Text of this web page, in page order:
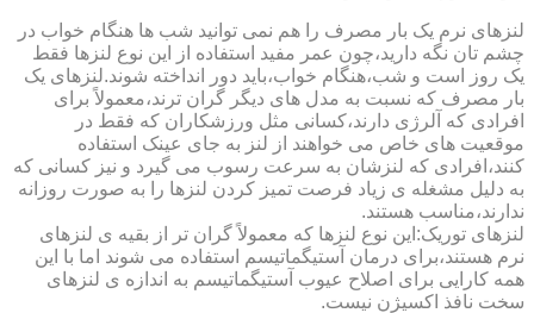
لنزهای نرم یک بار مصرف را هم نمی توانید شب ها هنگام خواب در
چشم تان نگه دارید،چون عمر مفید استفاده از این نوع لنزها فقط
یک روز است و شب،هنگام خواب،باید دور انداخته شوند.لنزهای یک
بار مصرف که نسبت به مدل های دیگر گران ترند،معمولاً برای
افرادی که آلرژی دارند،کسانی مثل ورزشکاران که فقط در
موقعیت های خاص می خواهند از لنز به جای عینک استفاده
کنند،افرادی که لنزشان به سرعت رسوب می گیرد و نیز کسانی که
به دلیل مشغله ی زیاد فرصت تمیز کردن لنزها را به صورت روزانه
ندارند،مناسب هستند.
لنزهای توریک:این نوع لنزها که معمولاً گران تر از بقیه ی لنزهای
نرم هستند،برای درمان آستیگماتیسم استفاده می شوند اما با این
همه کارایی برای اصلاح عیوب آستیگماتیسم به اندازه ی لنزهای
سخت نافذ اکسیژن نیست.